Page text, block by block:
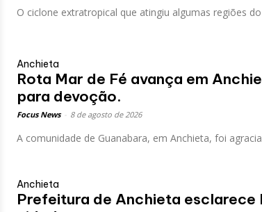
O ciclone extratropical que atingiu algumas regiões do
Anchieta
Rota Mar de Fé avança em
para devoção.
Focus News 8 de agosto de 2026
A comunidade de Guanabara, em Anchieta, foi
Anchieta
Prefeitura de Anchieta